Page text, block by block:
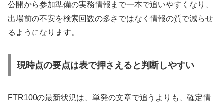
公開から参加準備の実務情報まで一本で追いやすくなり、
出場前の不安を検索回数の多さではなく情報の質で減らせ
るようになります。
現時点の要点は表で押さえると判断しやすい
FTR100の最新状況は、単発の文章で追うよりも、確定情